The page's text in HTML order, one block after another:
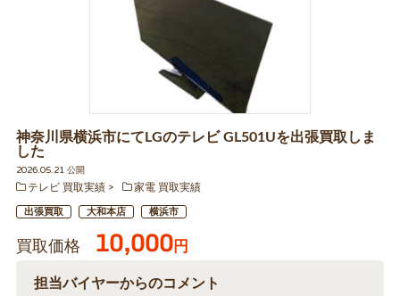
神奈川県横浜市にてLGのテレビ GL501Uを出張買取しま
した
2026.05.21 公開
テレビ 買取実績
家電 買取実績
出張買取 大和本店 横浜市
買取価格 10,000円
担当バイヤーからのコメント